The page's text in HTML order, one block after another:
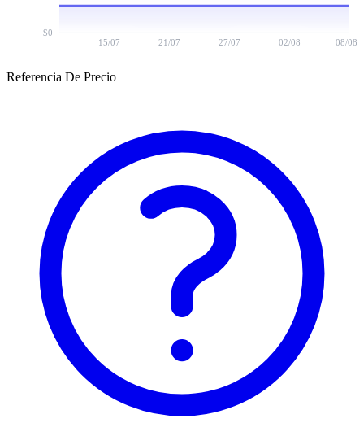
15/07 21/07 27/07 02/08 08/08
$0
Referencia De Precio